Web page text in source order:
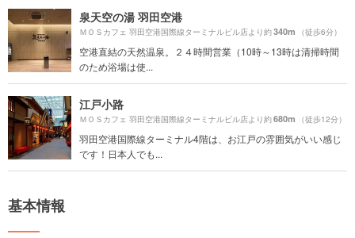
泉天空の湯 羽田空港
ＭＯＳカフェ 羽田空港国際線ターミナルビル店より約340m （徒歩6分）
空港直結の天然温泉。２４時間営業（10時～13時は清掃時間
のため浴場は使...
江戸小路
ＭＯＳカフェ 羽田空港国際線ターミナルビル店より約680m （徒歩12分）
羽田空港国際線ターミナル4階は、お江戸の雰囲気がいい感じ
です！日本人でも...
基本情報